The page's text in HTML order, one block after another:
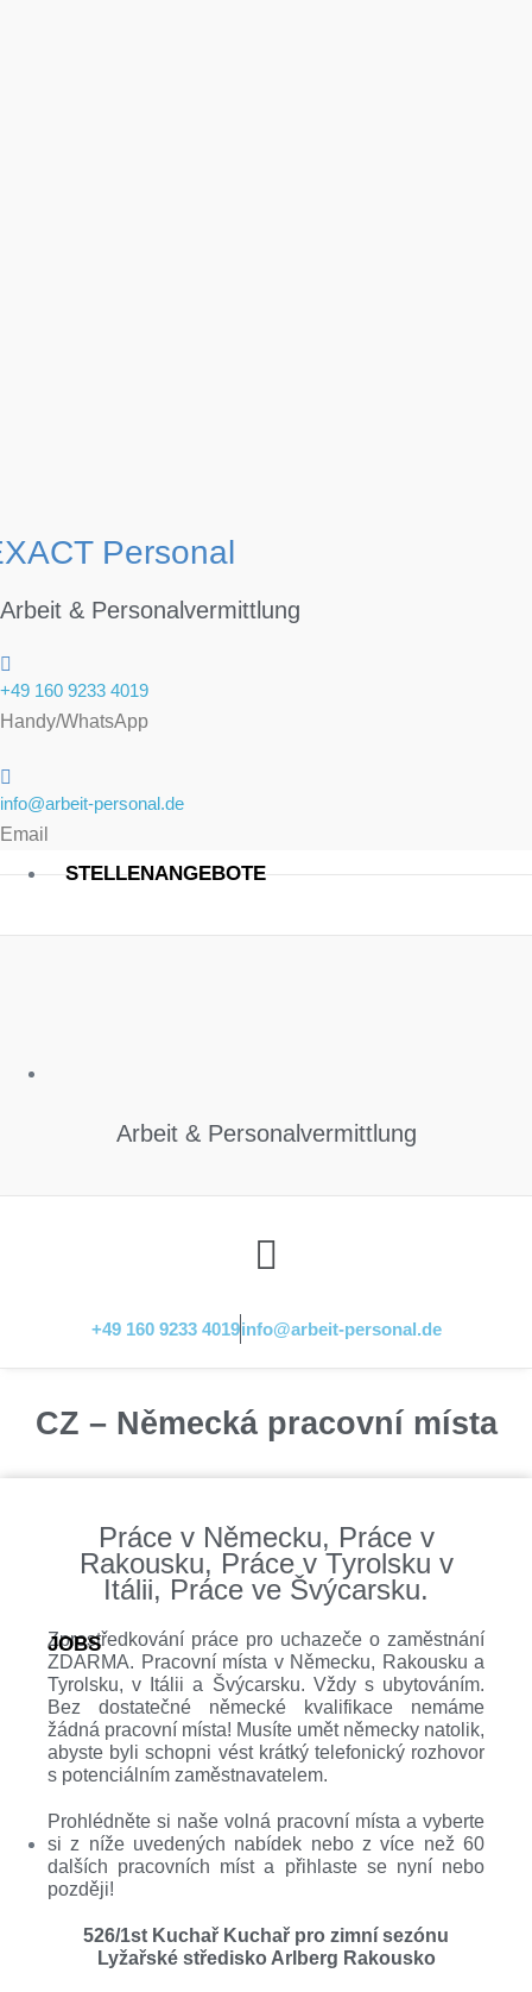
Personal
Arbeit & Personalvermittlung
+49 160 9233 4019
Handy/WhatsApp
info@arbeit-personal.de
Email
STELLENANGEBOTE
JOBS
Arbeit & Personalvermittlung
+49 160 9233 4019info@arbeit-personal.de
CZ – Německá pracovní místa
Práce v Německu, Práce v
Rakousku, Práce v Tyrolsku v
Itálii, Práce ve Švýcarsku.
Zprostředkování práce pro uchazeče o zaměstnání
ZDARMA. Pracovní místa v Německu, Rakousku a
Tyrolsku, v Itálii a Švýcarsku. Vždy s ubytováním.
Bez dostatečné německé kvalifikace nemáme
žádná pracovní místa! Musíte umět německy natolik,
abyste byli schopni vést krátký telefonický rozhovor
s potenciálním zaměstnavatelem.
Prohlédněte si naše volná pracovní místa a vyberte
si z níže uvedených nabídek nebo z více než 60
dalších pracovních míst a přihlaste se nyní nebo
později!
526/1st Kuchař Kuchař pro zimní sezónu
Lyžařské středisko Arlberg Rakousko